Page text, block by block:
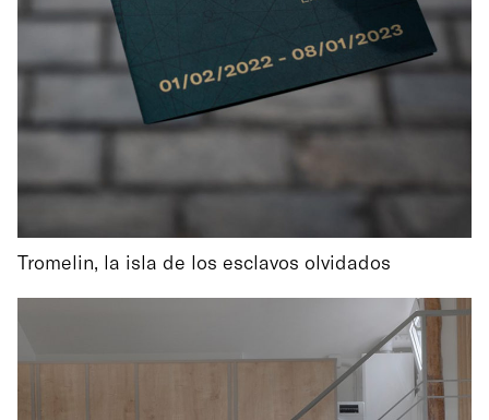
Tromelin, la isla de los esclavos olvidados